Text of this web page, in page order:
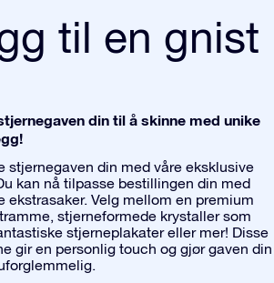
til en gnist
din til å skinne med unike
stjernegaven din med våre eksklusive
kan nå tilpasse bestillingen din med
ekstrasaker. Velg mellom en premium
stjerneformede krystaller som
stjerneplakater eller mer! Disse
gir en personlig touch og gjør gaven din